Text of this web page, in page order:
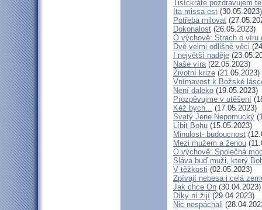
Tisíckráte pozdravujem
Ita missa est (30.05.2023)
Potřeba milovat
Dokonalost (26.05.2023)
O výchově: Strach o víru
Dvě velmi odlišné věci
I největší naděje
Naše víra(22.05.2023)
Životní krize (21.05.2023)
Vnímavost k Božské
Není daleko (19.05.2023)
Prozpěvujme v utěšení
Kéž bych... (17.05.2023)
Svatý Jene Nepomucký
Líbit Bohu (15.05.2023)
Minulost- budoucnost
Mezi mužem a ženou
O výchově: Společná
Sláva buď muži, který
V těžkosti (02.05.2023)
Zpívají nebesa i celá
Jak chce On (30.04.2023)
Díky ní žijí (29.04.2023)
Nic nespáchali